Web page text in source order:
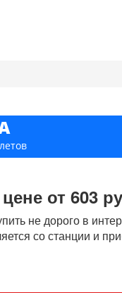
от 603
не дорого в
со станции и